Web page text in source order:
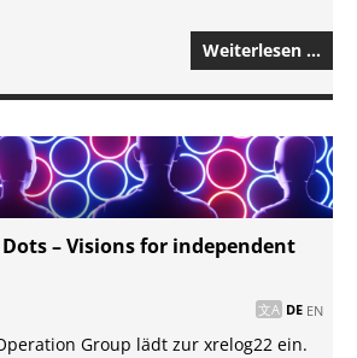
Weiterlesen …
– Visions for independent
DE EN
Group lädt zur xrelog22 ein.